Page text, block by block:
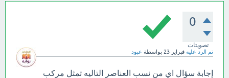
0
تصويتات
تم الرد عليه فبراير 23 بواسطة عبود
إجابة سؤال اي من نسب العناصر التاليه تمثل مركب